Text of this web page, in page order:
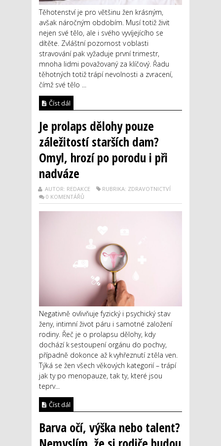
Těhotenství je pro většinu žen krásným,
avšak náročným obdobím. Musí totiž živit
nejen své tělo, ale i svého vyvíjejícího se
dítěte. Zvláštní pozornost v oblasti
stravování pak vyžaduje první trimestr,
mnoha lidmi považovaný za klíčový. Řadu
těhotných totiž trápí nevolnosti a zvracení,
čímž své tělo ...
Číst dál
Je prolaps dělohy pouze
záležitostí starších dam?
Omyl, hrozí po porodu i při
nadváze
AUTOR: REDAKCE
RUBRIKA: ZDRAVOTNICTVÍ
0 KOMENTÁŘŮ
Negativně ovlivňuje fyzický i psychický stav
ženy, intimní život páru i samotné založení
rodiny. Řeč je o prolapsu dělohy, kdy
dochází k sestoupení orgánu do pochvy,
případně dokonce až k vyhřeznutí z těla ven.
Týká se žen všech věkových kategorií – trápí
jak ty po menopauze, tak ty, které jsou
teprv...
Číst dál
Barva očí, výška nebo talent?